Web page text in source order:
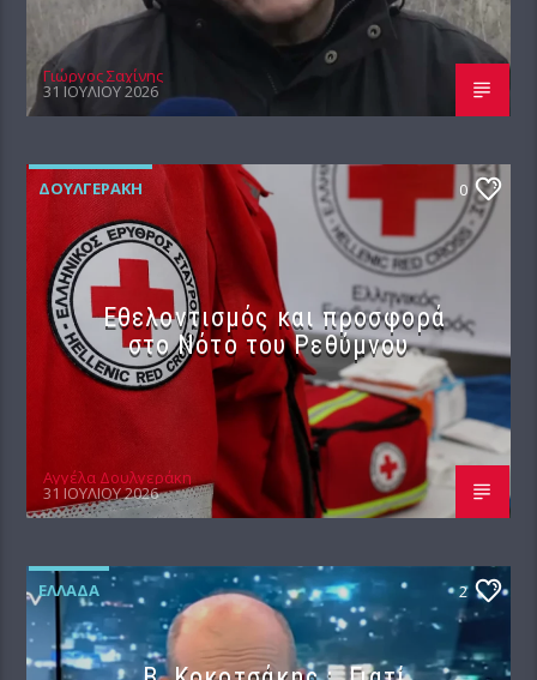
Γιώργος Σαχίνης
31 ΙΟΥΛΊΟΥ 2026
ΔΟΥΛΓΕΡΆΚΗ 0
Εθελοντισμός και προσφορά
στο Νότο του Ρεθύμνου
Αγγέλα Δουλγεράκη
31 ΙΟΥΛΊΟΥ 2026
ΕΛΛΆΔΑ 2